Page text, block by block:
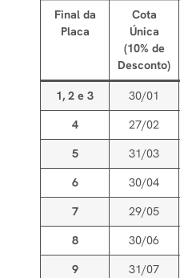
Final da
Placa
Cota
Única
(10% de
Desconto)
1, 2 e 3 30/01
4
27/02
5
31/03
6
30/04
7
29/05
8
30/06
9
31/07